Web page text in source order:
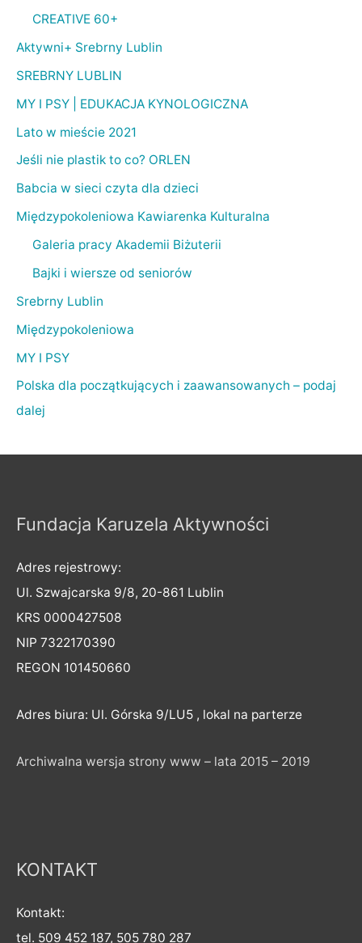
CREATIVE 60+
Aktywni+ Srebrny Lublin
SREBRNY LUBLIN
MY I PSY | EDUKACJA KYNOLOGICZNA
Lato w mieście 2021
Jeśli nie plastik to co? ORLEN
Babcia w sieci czyta dla dzieci
Międzypokoleniowa Kawiarenka Kulturalna
Galeria pracy Akademii Biżuterii
Bajki i wiersze od seniorów
Srebrny Lublin
Międzypokoleniowa
MY I PSY
Polska dla początkujących i zaawansowanych – podaj
dalej
Fundacja Karuzela Aktywności
Adres rejestrowy:
Ul. Szwajcarska 9/8, 20-861 Lublin
KRS 0000427508
NIP 7322170390
REGON 101450660
Adres biura: Ul. Górska 9/LU5 , lokal na parterze
Archiwalna wersja strony www – lata 2015 – 2019
KONTAKT
Kontakt:
tel. 509 452 187, 505 780 287